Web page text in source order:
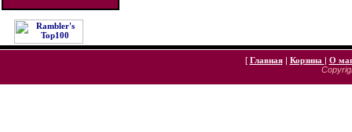
[ Главная| Корзина | О